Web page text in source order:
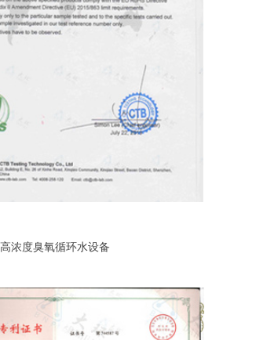
高浓度臭氧循环水设备